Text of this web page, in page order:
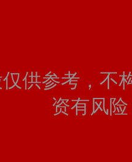
供参考，不
资有风